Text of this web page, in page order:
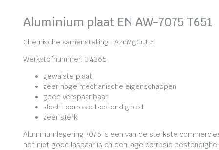
Aluminium plaat EN AW-7075 T651
Chemische samenstelling : AZnMgCu1,5
Werkstofnummer: 3.4365
gewalste plaat
zeer hoge mechanische eigenschappen
goed verspaanbaar
slecht corrosie bestendigheid
zeer sterk
Aluminiumlegering 7075 is een van de sterkste
het niet goed lasbaar is en een lage corrosie